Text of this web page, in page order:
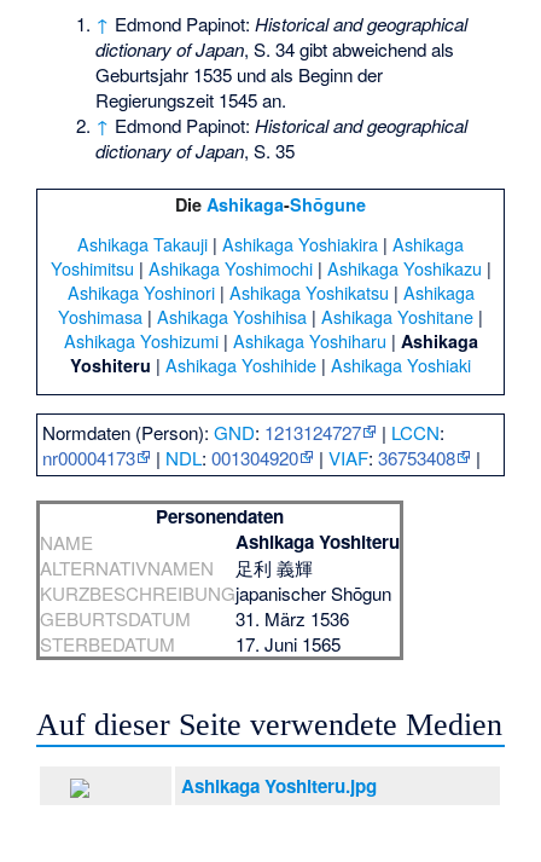
↑ Edmond Papinot:Historical and geographical
dictionary of Japan, S. 34 gibt abweichend als
Geburtsjahr 1535 und als Beginn der
Regierungszeit 1545 an.
↑ Edmond Papinot:Historical and geographical
dictionary of Japan, S. 35
Die Ashikaga-Shōgune
Ashikaga Takauji | Ashikaga Yoshiakira | Ashikaga
Yoshimitsu | Ashikaga Yoshimochi| Ashikaga Yoshikazu |
Ashikaga Yoshinori| Ashikaga Yoshikatsu | Ashikaga
Yoshimasa | Ashikaga Yoshihisa | Ashikaga Yoshitane |
Ashikaga Yoshizumi| Ashikaga Yoshiharu | Ashikaga
Yoshiteru | Ashikaga Yoshihide | Ashikaga Yoshiaki
Normdaten (Person):GND: 1213124727 | LCCN:
nr00004173
| NDL:001304920 |VIAF:36753408 |
Personendaten
NAME Ashikaga Yoshiteru
ALTERNATIVNAMEN
足利 義輝
KURZBESCHREIBUNGjapanischer Shōgun
GEBURTSDATUM
31. März 1536
STERBEDATUM
17. Juni 1565
Auf dieser Seite verwendete Medien
Ashikaga Yoshiteru.jpg